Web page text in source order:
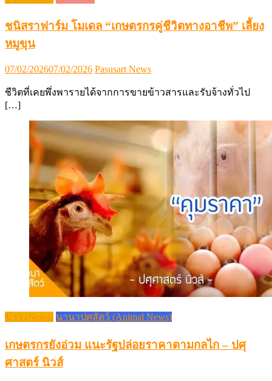
ชนิสราฟาร์ม โมเดล “เกษตรกรคู่ชีวิตทางอาชีพ” เลี้ยง
หมูขุน
Posted
07/02/202607/02/2026 Author
Pasusart News
ชีวิตที่เคยพึ่งพารายได้จากการขายข้าวสารและรับจ้างทั่วไป
[…]
ข่าว (News) นานาปศุสัตว์ (Animal News)
เกษตรกรยังอ่วม แนะรัฐปล่อยราคาตามกลไก – ปศุ
ศาสตร์ นิวส์